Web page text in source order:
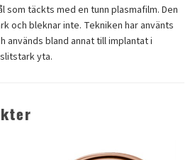
som täckts med en tunn plasmafilm. Den
och bleknar inte. Tekniken har använts
används bland annat till implantat i
yta.